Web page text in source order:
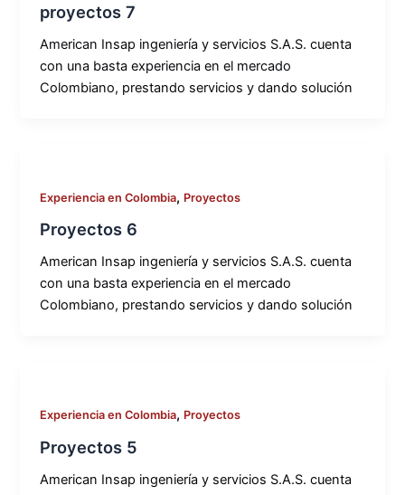
proyectos 7
American Insap ingeniería y servicios S.A.S. cuenta
con una basta experiencia en el mercado
Colombiano, prestando servicios y dando solución
Experiencia en Colombia, Proyectos
Proyectos 6
American Insap ingeniería y servicios S.A.S. cuenta
con una basta experiencia en el mercado
Colombiano, prestando servicios y dando solución
Experiencia en Colombia, Proyectos
Proyectos 5
American Insap ingeniería y servicios S.A.S. cuenta